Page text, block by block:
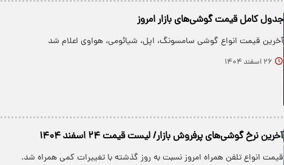
جدول کامل قیمت گوشی‌های بازار امروز
آخرین قیمت انواع گوشی سامسونگ، اپل، شیائومی، هواوی اعلام شد
۲۶ اسفند ۱۴۰۴
آخرین نرخ گوشی‌های پرفروش بازار/ لیست قیمت ۲۴ اسفند ۱۴۰۴
قیمت انواع تلفن همراه امروز نسبت به روز گذشته با تغییرات کمی همراه شد.